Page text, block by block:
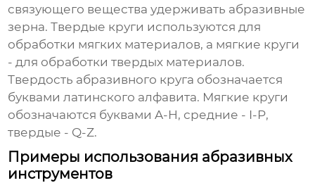
связующего вещества удерживать абразивные
зерна. Твердые круги используются для
обработки мягких материалов, а мягкие круги
- для обработки твердых материалов.
Твердость абразивного круга обозначается
буквами латинского алфавита. Мягкие круги
обозначаются буквами A-H, средние - I-P,
твердые - Q-Z.
Примеры использования абразивных
инструментов